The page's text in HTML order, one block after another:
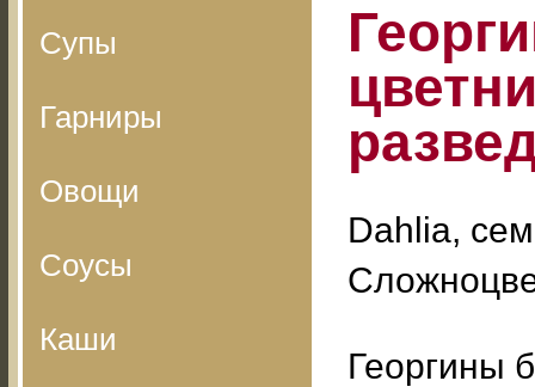
Супы
Гарниры
Овощи
Соусы
Каши
Dahlia,
Георгины